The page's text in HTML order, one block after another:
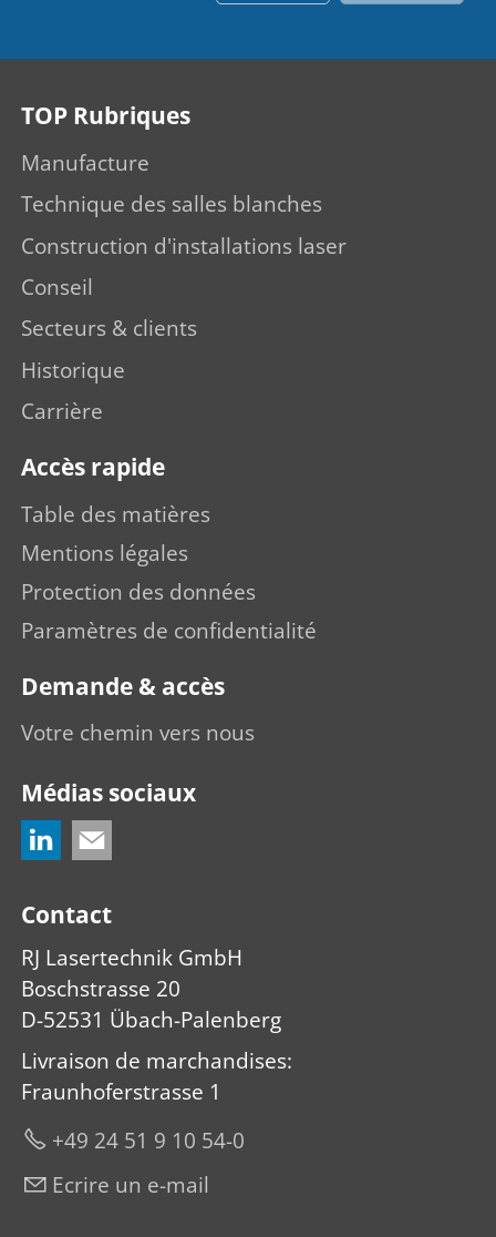
TOP Rubriques
Manufacture
Technique des salles blanches
Construction d'installations laser
Conseil
Secteurs & clients
Historique
Carrière
Accès rapide
Table des matières
Mentions légales
Protection des données
Paramètres de confidentialité
Demande & accès
Votre chemin vers nous
Médias sociaux
Contact
RJ Lasertechnik GmbH
Boschstrasse 20
D-52531 Übach-Palenberg
Livraison de marchandises:
Fraunhoferstrasse 1
+49 24 51 9 10 54-0
Ecrire un e-mail